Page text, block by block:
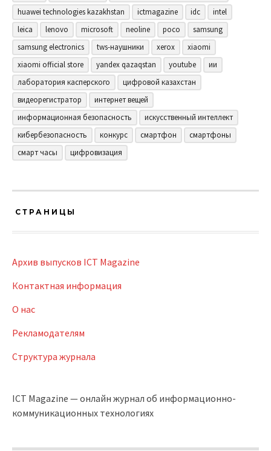
huawei technologies kazakhstan
ictmagazine idc
intel
leica
lenovo microsoft neoline poco
samsung
samsung electronics
tws-наушники xerox
xiaomi
xiaomi official store
yandex qazaqstan youtube
ии
лаборатория касперского
цифровой казахстан
видеорегистратор
интернет вещей
информационная безопасность
искусственный интеллект
кибербезопасность
конкурс смартфон
смартфоны
смарт часы
цифровизация
СТРАНИЦЫ
Архив выпусков ICT Magazine
Контактная информация
О нас
Рекламодателям
Структура журнала
ICT Magazine — онлайн журнал об информационно-
коммуникационных технологиях